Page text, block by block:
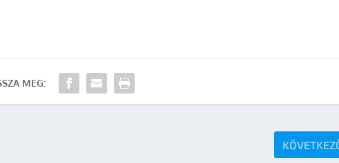
MEG: